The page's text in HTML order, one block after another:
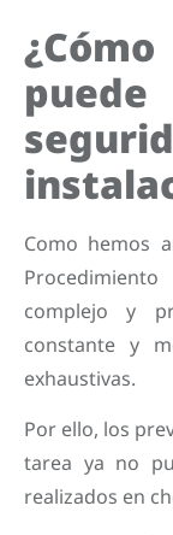
Como hemos
complejo y
constante y
exhaustivas.
Por ello, los
tarea ya no
realizados en